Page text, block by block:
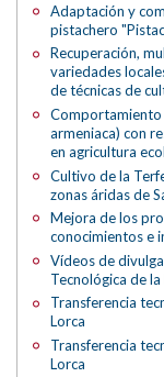
Adaptación y
pistachero
Recuperación,
variedades
de técnicas de
Comportamiento
armeniaca) con
en agricultura
Cultivo de la
zonas áridas de
Mejora de los
conocimientos e
Vídeos de
Tecnológica de
Transferencia
Lorca
Transferencia
Lorca